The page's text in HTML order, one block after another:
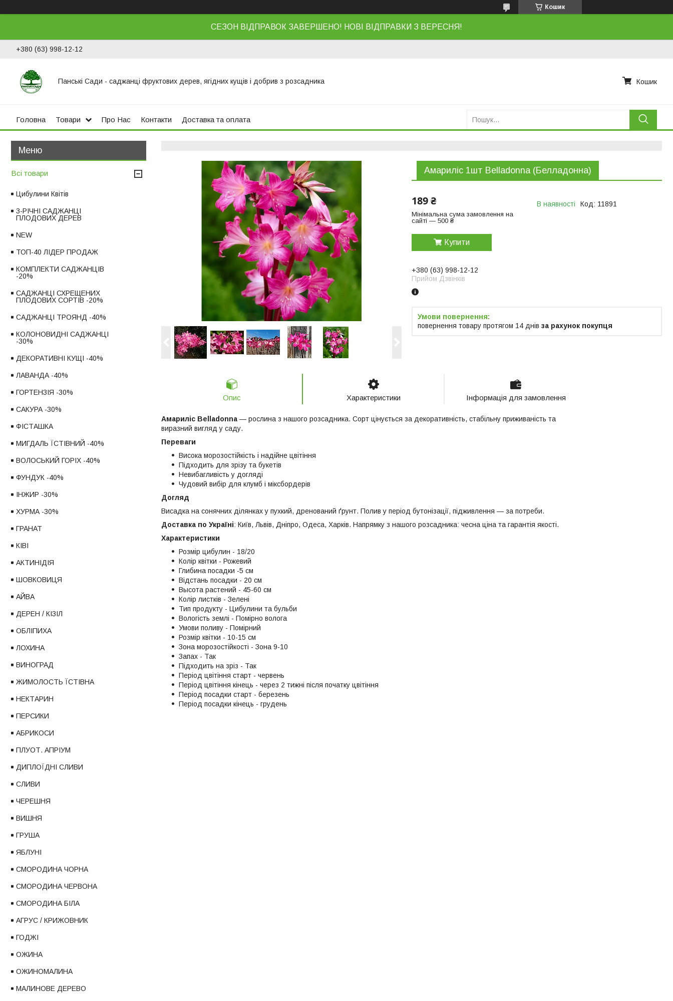
Кошик
СЕЗОН ВІДПРАВОК ЗАВЕРШЕНО! НОВІ ВІДПРАВКИ З ВЕРЕСНЯ!
+380 (63) 998-12-12
Панські Сади - саджанці фруктових дерев, ягідних кущів і добрив з розсадника Кошик
Головна Товари Про Нас Контакти Доставка та оплата
Амариліс 1шт Belladonna (Белладонна)
189 ₴
Мінімальна сума замовлення на
сайті — 500 ₴
В наявності Код: 11891
Купити
+380 (63) 998-12-12
Прийом Дзвінків
повернення товару протягом 14 днів за рахунок покупця
Опис Характеристики Інформація для замовлення
Амариліс Belladonna — рослина з нашого розсадника. Сорт цінується за декоративність, стабільну приживаність та
виразний вигляд у саду.
Переваги
Висока морозостійкість і надійне цвітіння
Підходить для зрізу та букетів
Невибагливість у догляді
Чудовий вибір для клумб і міксбордерів
Догляд
Висадка на сонячних ділянках у пухкий, дренований ґрунт. Полив у період бутонізації, підживлення — за потреби.
Доставка по Україні: Київ, Львів, Дніпро, Одеса, Харків. Напрямку з нашого розсадника: чесна ціна та гарантія якості.
Характеристики
Розмір цибулин - 18/20
Колір квітки - Рожевий
Глибина посадки -5 см
Відстань посадки - 20 см
Высота растений - 45-60 см
Колір листків - Зелені
Тип продукту - Цибулини та бульби
Вологість землі - Помірно волога
Умови поливу - Помірний
Розмір квітки - 10-15 см
Зона морозостійкості - Зона 9-10
Запах - Так
Підходить на зріз - Так
Період цвітіння старт - червень
Період цвітіння кінець - через 2 тижні після початку цвітіння
Період посадки старт - березень
Період посадки кінець - грудень
Всі товари
Цибулини Квітів
3-РІЧНІ САДЖАНЦІ
ПЛОДОВИХ ДЕРЕВ
NEW
ТОП-40 ЛІДЕР ПРОДАЖ
КОМПЛЕКТИ САДЖАНЦІВ
-20%
САДЖАНЦІ СХРЕЩЕНИХ
ПЛОДОВИХ СОРТІВ -20%
САДЖАНЦІ ТРОЯНД -40%
КОЛОНОВИДНІ САДЖАНЦІ
-30%
ДЕКОРАТИВНІ КУЩІ -40%
ЛАВАНДА -40%
ГОРТЕНЗІЯ -30%
САКУРА -30%
ФІСТАШКА
МИГДАЛЬ ЇСТІВНИЙ -40%
ВОЛОСЬКИЙ ГОРІХ -40%
ФУНДУК -40%
ІНЖИР -30%
ХУРМА -30%
ГРАНАТ
КІВІ
АКТИНІДІЯ
ШОВКОВИЦЯ
АЙВА
ДЕРЕН / КІЗІЛ
ОБЛІПИХА
ЛОХИНА
ВИНОГРАД
ЖИМОЛОСТЬ ЇСТІВНА
НЕКТАРИН
ПЕРСИКИ
АБРИКОСИ
ПЛУОТ. АПРІУМ
ДИПЛОЇДНІ СЛИВИ
СЛИВИ
ЧЕРЕШНЯ
ВИШНЯ
ГРУША
ЯБЛУНІ
СМОРОДИНА ЧОРНА
СМОРОДИНА ЧЕРВОНА
СМОРОДИНА БІЛА
АГРУС / КРИЖОВНИК
ГОДЖІ
ОЖИНА
ОЖИНОМАЛИНА
МАЛИНОВЕ ДЕРЕВО